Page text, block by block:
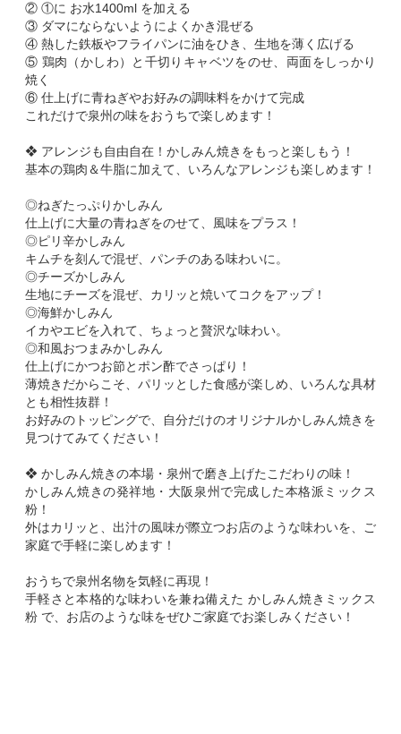
② ①に お水1400ml を加える
③ ダマにならないようによくかき混ぜる
④ 熱した鉄板やフライパンに油をひき、生地を薄く広げる
⑤ 鶏肉（かしわ）と千切りキャベツをのせ、両面をしっかり
焼く
⑥ 仕上げに青ねぎやお好みの調味料をかけて完成
これだけで泉州の味をおうちで楽しめます！
❖ アレンジも自由自在！かしみん焼きをもっと楽しもう！
基本の鶏肉＆牛脂に加えて、いろんなアレンジも楽しめます！
◎ねぎたっぷりかしみん
仕上げに大量の青ねぎをのせて、風味をプラス！
◎ピリ辛かしみん
キムチを刻んで混ぜ、パンチのある味わいに。
◎チーズかしみん
生地にチーズを混ぜ、カリッと焼いてコクをアップ！
◎海鮮かしみん
イカやエビを入れて、ちょっと贅沢な味わい。
◎和風おつまみかしみん
仕上げにかつお節とポン酢でさっぱり！
薄焼きだからこそ、パリッとした食感が楽しめ、いろんな具材
とも相性抜群！
お好みのトッピングで、自分だけのオリジナルかしみん焼きを
見つけてみてください！
❖ かしみん焼きの本場・泉州で磨き上げたこだわりの味！
かしみん焼きの発祥地・大阪泉州で完成した本格派ミックス
粉！
外はカリッと、出汁の風味が際立つお店のような味わいを、ご
家庭で手軽に楽しめます！
おうちで泉州名物を気軽に再現！
手軽さと本格的な味わいを兼ね備えた かしみん焼きミックス
粉 で、お店のような味をぜひご家庭でお楽しみください！